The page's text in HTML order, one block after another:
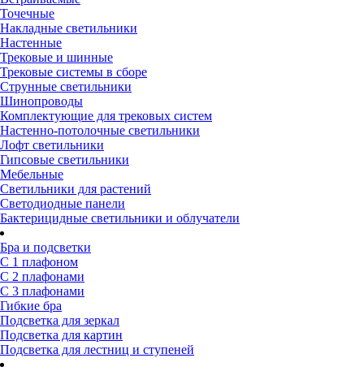
Точечные
Накладные светильники
Настенные
Трековые и шинные
Трековые системы в сборе
Струнные светильники
Шинопроводы
Комплектующие для трековых систем
Настенно-потолочные светильники
Лофт светильники
Гипсовые светильники
Мебельные
Светильники для растений
Светодиодные панели
Бактерицидные светильники и облучатели
Бра и подсветки
С 1 плафоном
С 2 плафонами
С 3 плафонами
Гибкие бра
Подсветка для зеркал
Подсветка для картин
Подсветка для лестниц и ступеней